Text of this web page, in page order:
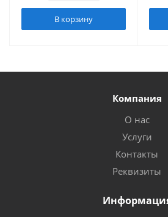
В корзину
Компания
О нас
Услуги
Контакты
Реквизиты